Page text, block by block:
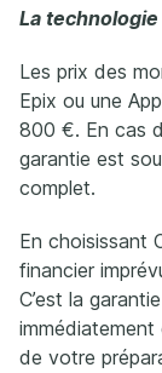
La
Les prix des
Epix ou une
800 €. En cas
garantie est
complet.
En choisissant
financier
C’est la
de votre